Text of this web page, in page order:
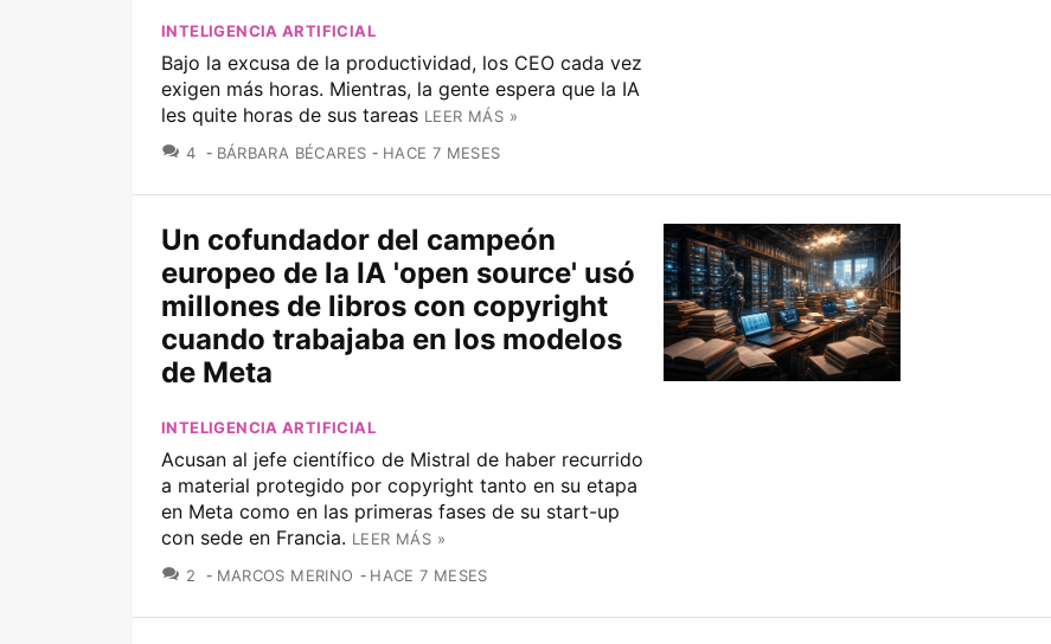
INTELIGENCIA ARTIFICIAL
Bajo la excusa de la productividad, los CEO cada vez
exigen más horas. Mientras, la gente espera que la IA
les quite horas de sus tareas LEER MÁS »
4 COMENTARIOS
BÁRBARA BÉCARES HACE 7 MESES
Un cofundador del campeón
europeo de la IA 'open source' usó
millones de libros con copyright
cuando trabajaba en los modelos
de Meta
INTELIGENCIA ARTIFICIAL
Acusan al jefe científico de Mistral de haber recurrido
a material protegido por copyright tanto en su etapa
en Meta como en las primeras fases de su start-up
con sede en Francia. LEER MÁS »
2
COMENTARIOS
MARCOS MERINO HACE 7 MESES